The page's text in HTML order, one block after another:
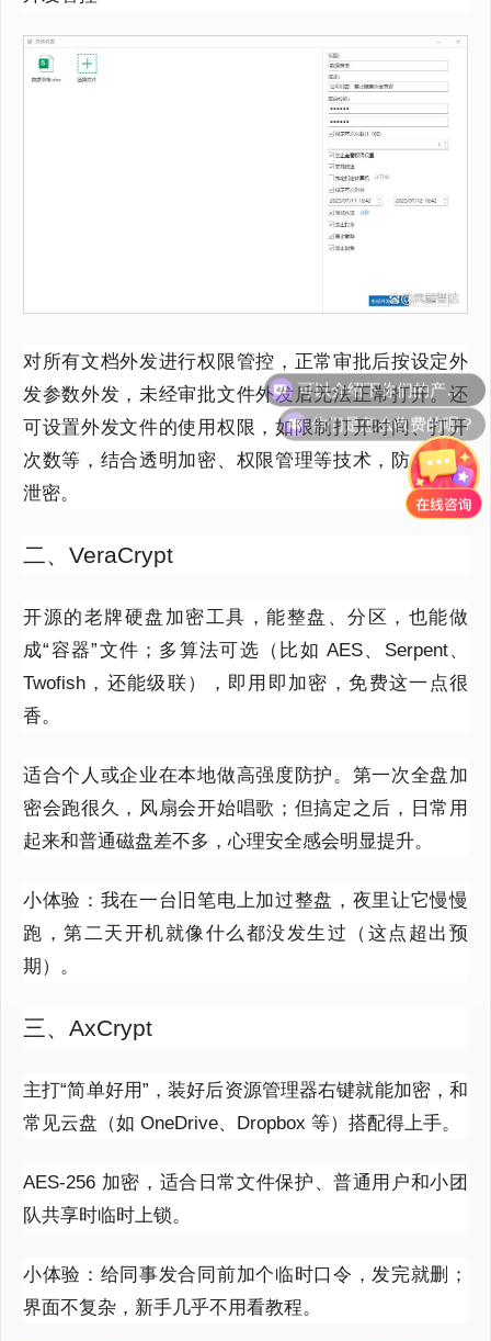
对所有文档外发进行权限管控，正常审批后按设定外
发参数外发，未经审批文件外发后无法正常打开。还
可设置外发文件的使用权限，如限制打开时间、打开
次数等，结合透明加密、权限管理等技术，防止二次
泄密。
二、VeraCrypt
开源的老牌硬盘加密工具，能整盘、分区，也能做
成“容器”文件；多算法可选（比如 AES、Serpent、
Twofish，还能级联），即用即加密，免费这一点很
香。
适合个人或企业在本地做高强度防护。第一次全盘加
密会跑很久，风扇会开始唱歌；但搞定之后，日常用
起来和普通磁盘差不多，心理安全感会明显提升。
小体验：我在一台旧笔电上加过整盘，夜里让它慢慢
跑，第二天开机就像什么都没发生过（这点超出预
期）。
三、AxCrypt
主打“简单好用”，装好后资源管理器右键就能加密，和
常见云盘（如 OneDrive、Dropbox 等）搭配得上手。
AES-256 加密，适合日常文件保护、普通用户和小团
队共享时临时上锁。
小体验：给同事发合同前加个临时口令，发完就删；
界面不复杂，新手几乎不用看教程。
可以介绍下你们的产品么？
你们是怎么收费的呢？